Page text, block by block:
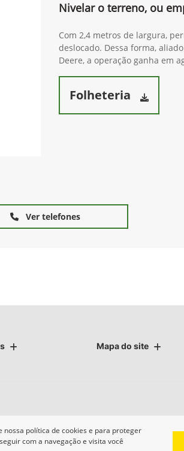
Nivelar o terreno, ou
Com 2,4 metros de largura,
deslocado. Dessa forma,
Deere, a operação ganha em
Folheteria
Ver telefones
Mapa do site
nossa política de cookies e para proteger
com a navegação e visita você